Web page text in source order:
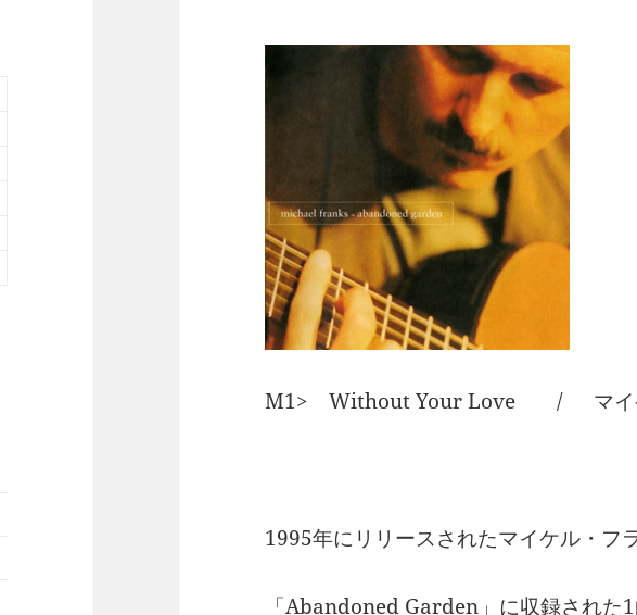
M1> Without Your Love / マイケ
1995年にリリースされたマイケル・フ
「Abandoned Garden」に収録された1